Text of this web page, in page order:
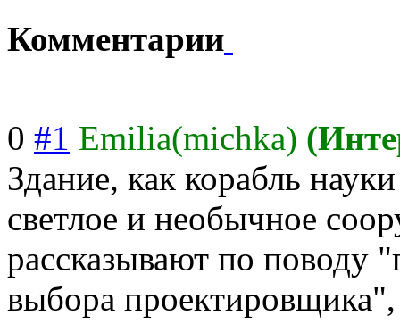
Комментарии
0 #1 Emilia(michka)
Здание, как корабль
светлое и необычное
рассказывают по поводу
выбора